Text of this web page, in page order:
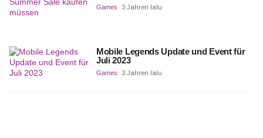
Games 3 Jahren lalu
Mobile Legends Update und Event für
Juli 2023
Games 3 Jahren lalu